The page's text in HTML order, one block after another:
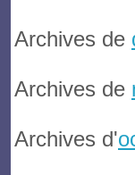
Archives de
Archives de
Archives d'